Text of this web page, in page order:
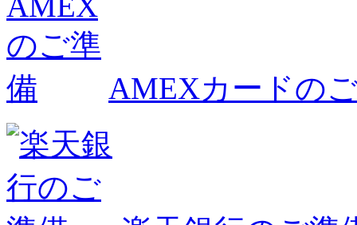
AMEXカードの